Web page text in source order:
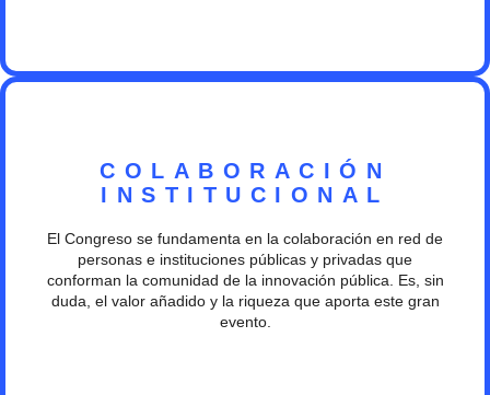
COLABORACIÓN
INSTITUCIONAL
El Congreso se fundamenta en la colaboración en red de
personas e instituciones públicas y privadas que
conforman la comunidad de la innovación pública. Es, sin
duda, el valor añadido y la riqueza que aporta este gran
evento.